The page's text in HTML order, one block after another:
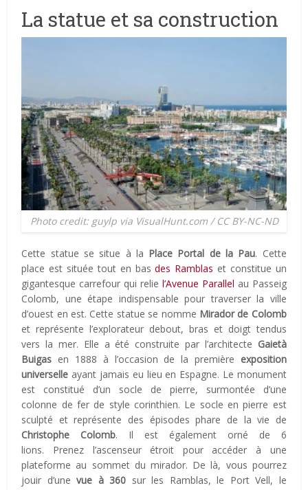
La statue et sa construction
Photo credit: guylp via VisualHunt.com / CC BY-NC-ND
Cette statue se situe à la Place Portal de la Pau. Cette
place est située tout en basdes Ramblas et constitue un
gigantesque carrefour qui relie l’Avenue Parallel au Passeig
Colomb, une étape indispensable pour traverser la ville
d’ouest en est. Cette statue se nomme Mirador de Colomb
et représente l’explorateur debout, bras et doigt tendus
vers la mer. Elle a été construite par l’architecte Gaietà
Buigas en 1888 à l’occasion de la première exposition
universelle ayant jamais eu lieu en Espagne. Le monument
est constitué d’un socle de pierre, surmontée d’une
colonne de fer de style corinthien. Le socle en pierre est
sculpté et représente des épisodes phare de la vie de
Christophe Colomb. Il est également orné de 6
lions. Prenez l’ascenseur étroit pour accéder à une
plateforme au sommet du mirador. De là, vous pourrez
jouir d’unevue à 360 sur les Ramblas, le Port Vell, le